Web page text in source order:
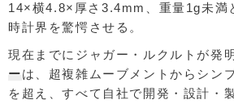
14×横4.8×厚さ3.4mm、重量1g未満
時計界を驚愕させる。
現在までにジャガー・ルクルトが発
ーは、超複雑ムーブメントからシン
を超え、すべて自社で開発・設計・